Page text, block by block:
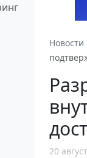
Новости
20